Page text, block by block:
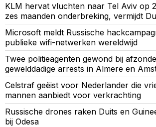
KLM hervat vluchten naar Tel Aviv op
zes maanden onderbreking, vermijdt
Microsoft meldt Russische
publieke wifi-netwerken wereldwijd
Twee politieagenten gewond bij
gewelddadige arrests in Almere en
Celstraf geëist voor Nederlander die
mannen aanbiedt voor verkrachting
Russische drones raken Duits en
bij Odesa